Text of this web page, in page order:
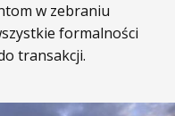
w zebraniu
formalności
transakcji.